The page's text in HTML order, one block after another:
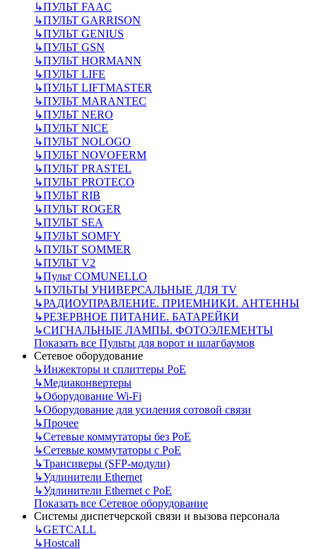
↳ПУЛЬТ FAAC
↳ПУЛЬТ GARRISON
↳ПУЛЬТ GENIUS
↳ПУЛЬТ GSN
↳ПУЛЬТ HORMANN
↳ПУЛЬТ LIFE
↳ПУЛЬТ LIFTMASTER
↳ПУЛЬТ MARANTEC
↳ПУЛЬТ NERO
↳ПУЛЬТ NICE
↳ПУЛЬТ NOLOGO
↳ПУЛЬТ NOVOFERM
↳ПУЛЬТ PRASTEL
↳ПУЛЬТ PROTECO
↳ПУЛЬТ RIB
↳ПУЛЬТ ROGER
↳ПУЛЬТ SEA
↳ПУЛЬТ SOMFY
↳ПУЛЬТ SOMMER
↳ПУЛЬТ V2
↳Пульт СOMUNELLO
↳ПУЛЬТЫ УНИВЕРСАЛЬНЫЕ ДЛЯ TV
↳РАДИОУПРАВЛЕНИЕ. ПРИЕМНИКИ. АНТЕННЫ
↳РЕЗЕРВНОЕ ПИТАНИЕ. БАТАРЕЙКИ
↳СИГНАЛЬНЫЕ ЛАМПЫ. ФОТОЭЛЕМЕНТЫ
Показать все Пульты для ворот и шлагбаумов
Сетевое оборудование
↳Инжекторы и сплиттеры РоЕ
↳Медиаконвертеры
↳Оборудование Wi-Fi
↳Оборудование для усиления сотовой связи
↳Прочее
↳Сетевые коммутаторы без РоЕ
↳Сетевые коммутаторы с РоЕ
↳Трансиверы (SFP-модули)
↳Удлинители Ethernet
↳Удлинители Ethernet с PoE
Показать все Сетевое оборудование
Системы диспетчерской связи и вызова персонала
↳GETCALL
↳Hostcall